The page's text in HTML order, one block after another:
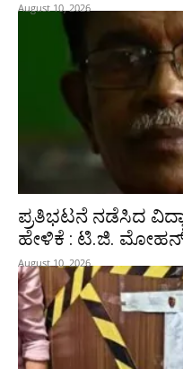
August 10, 2026
ಪ್ರತಿಭಟನೆ ನಡೆಸಿದ
ಹೇಳಿಕೆ : ಟಿ.ಜಿ.
August 10, 2026